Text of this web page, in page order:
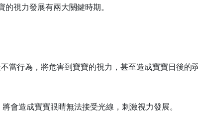
視力發展有兩大關鍵時期。
當行為，將危害到寶寶的視力，甚至造成寶寶日後的
會造成寶寶眼睛無法接受光線，刺激視力發展。